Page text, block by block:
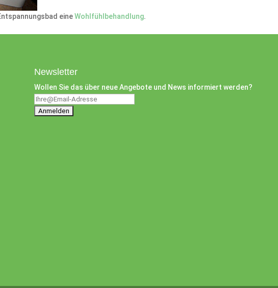
eineWohlfühlbehandlung.
Newsletter
Wollen Sie das über neue Angebote und News informiert werden?